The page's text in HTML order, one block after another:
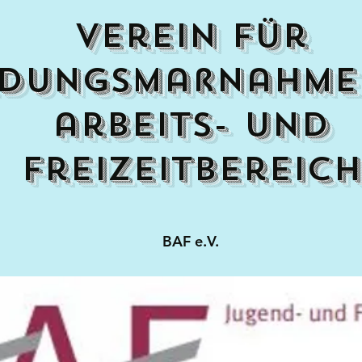
verein für
arbeits- und
freizeitbereich
BAF e.V.